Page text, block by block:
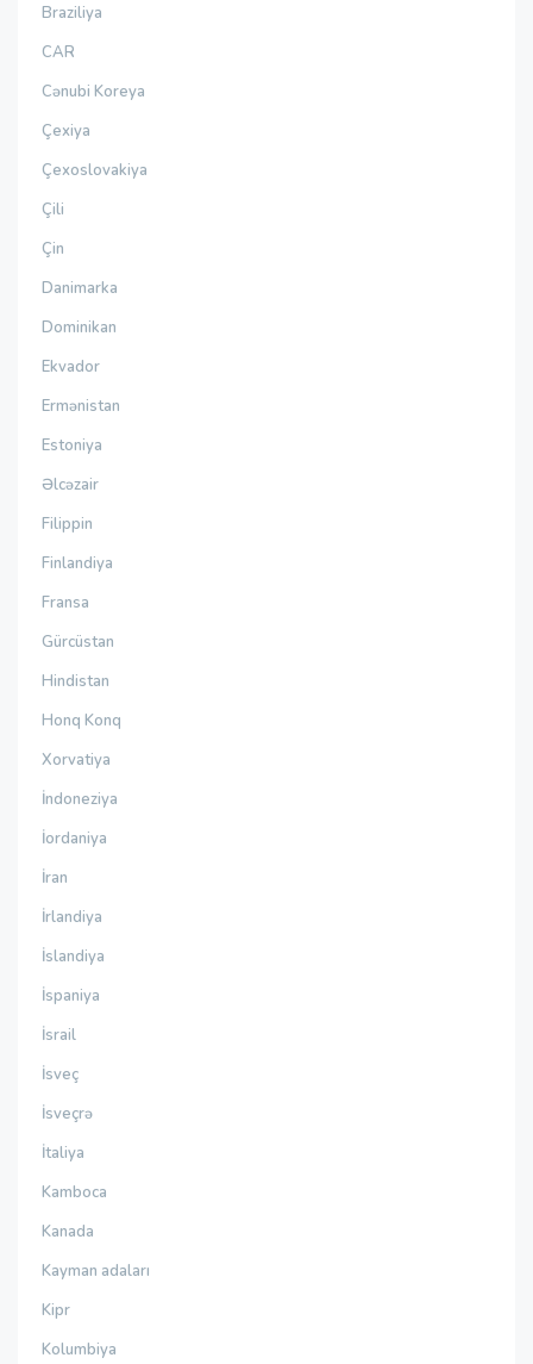
Braziliya
CAR
Cənubi Koreya
Çexiya
Çexoslovakiya
Çili
Çin
Danimarka
Dominikan
Ekvador
Ermənistan
Estoniya
Əlcəzair
Filippin
Finlandiya
Fransa
Gürcüstan
Hindistan
Honq Konq
Xorvatiya
İndoneziya
İordaniya
İran
İrlandiya
İslandiya
İspaniya
İsrail
İsveç
İsveçrə
İtaliya
Kamboca
Kanada
Kayman adaları
Kipr
Kolumbiya